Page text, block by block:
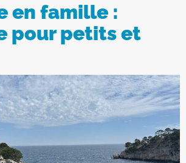
en famille :
pour petits et